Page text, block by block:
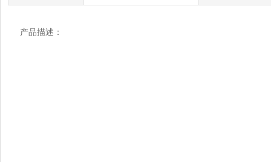
产品描述：